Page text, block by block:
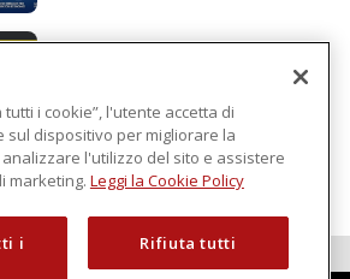
intelligenza in cloud
tutti i cookie”, l'utente accetta di
sul dispositivo per migliorare la
l'utilizzo del sito e assistere
marketing. Leggi la Cookie Policy
i
Rifiuta tutti